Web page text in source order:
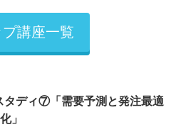
講座一覧
タディ⑦「需要予測と発注最適
化」